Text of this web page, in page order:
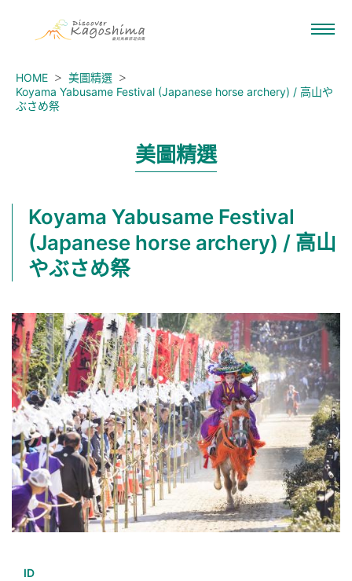
HOME
美圖精選
Koyama Yabusame Festival (Japanese horse archery) / 高山や
ぶさめ祭
美圖精選
Koyama Yabusame Festival
(Japanese horse archery) / 高山
やぶさめ祭
ID